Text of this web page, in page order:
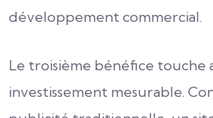
développement commercial.
Le troisième bénéfice touche
investissement mesurable.